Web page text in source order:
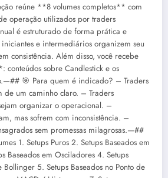
reúne **8 volumes completos** com
operação utilizados por traders
é estruturado de forma prática e
e intermediários organizem seu
consistência. Além disso, você recebe
sobre Candlestick e os
🎯 Para quem é indicado? – Traders
de um caminho claro. – Traders
organizar o operacional. –
mas sofrem com inconsistência. –
sem promessas milagrosas.—##
1. Setups Puros 2. Setups Baseados em
Baseados em Osciladores 4. Setups
Bollinger 5. Setups Baseados no Ponto de